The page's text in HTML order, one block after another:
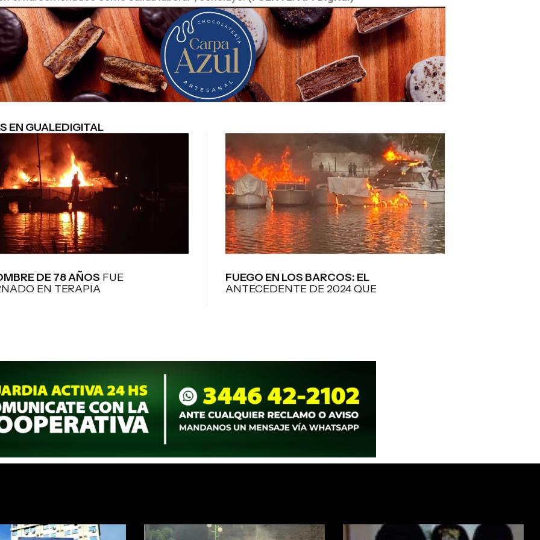
EN GUALEDIGITAL
DE 78 AÑOS FUE
EN TERAPIA
FUEGO EN LOS BARCOS: EL
ANTECEDENTE DE 2024 QUE